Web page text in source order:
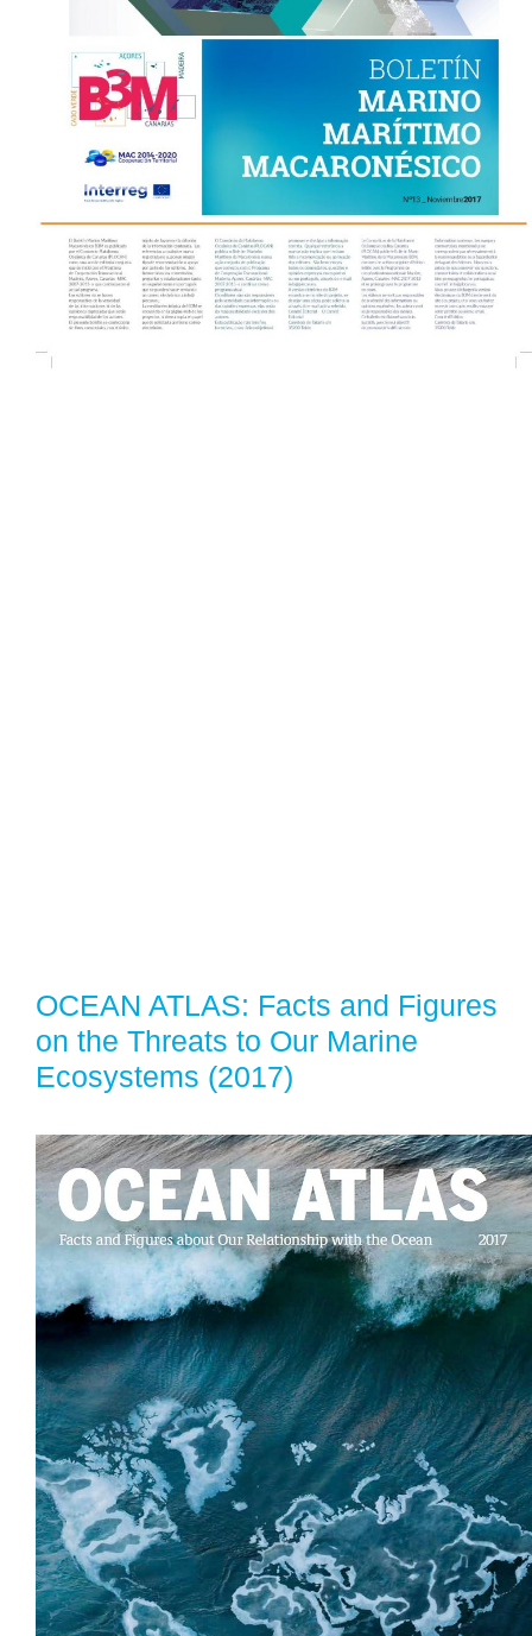
OCEAN ATLAS: Facts and Figures
on the Threats to Our Marine
Ecosystems (2017)